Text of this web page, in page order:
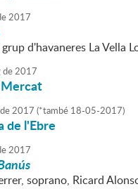
2017
d'havaneres La Vella
de2017
Mercat
de2017 (*també 18-05-2017)
de l'Ebre
2017
soprano, Ricard